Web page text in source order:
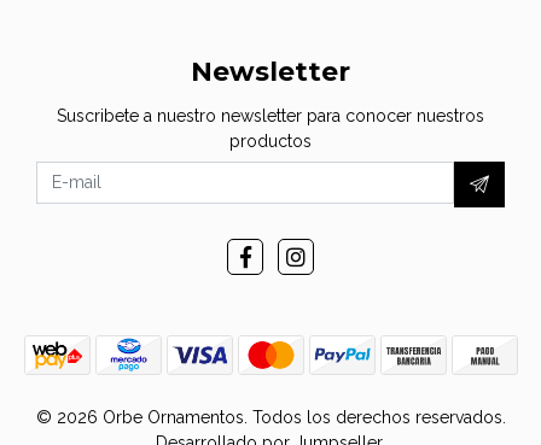
Newsletter
Suscribete a nuestro newsletter para conocer nuestros
productos
© 2026 Orbe Ornamentos. Todos los derechos reservados.